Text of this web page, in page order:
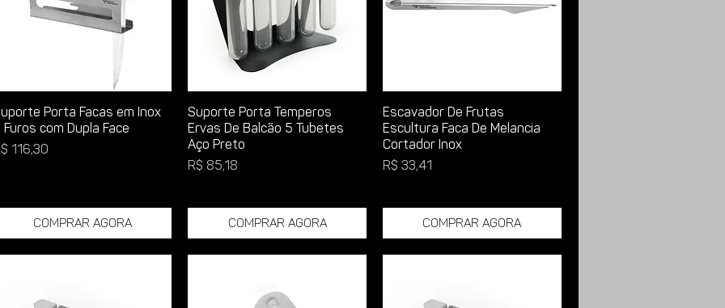
Porta Facas em Inox
Furos com Dupla Face
116,30
Comprar Agora
Suporte Porta Temperos
Ervas De Balcão 5 Tubetes
Aço Preto
Preço
R$ 85,18
Comprar Agora
Escavador De Frutas
Escultura Faca De Melancia
Cortador Inox
Preço
R$ 33,41
Comprar Agora